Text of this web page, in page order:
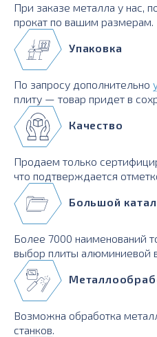
При заказе металла у нас,
прокат по вашим размерам.
Упаковка
По запросу дополнительно
плиту — товар придет в
Качество
Продаем только
что подтверждается
Большой
Более 7000 наименований
выбор плиты алюминиевой
Возможна обработка
станков.